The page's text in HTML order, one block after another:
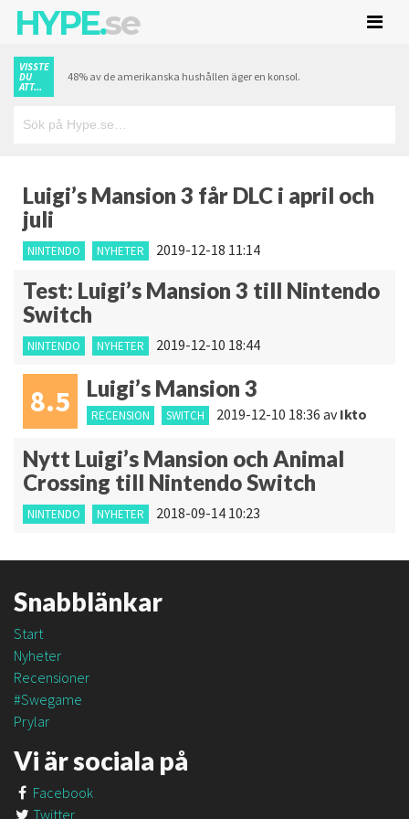
HYPE.se
VISSTE
DU
ATT...
48% av de amerikanska hushållen äger en konsol.
Luigi’s Mansion 3 får DLC i april och
juli
NINTENDO NYHETER 2019-12-18 11:14
Test: Luigi’s Mansion 3 till Nintendo
Switch
NINTENDO NYHETER 2019-12-10 18:44
8.5 Luigi’s Mansion 3
RECENSION SWITCH 2019-12-10 18:36 avIkto
Nytt Luigi’s Mansion och Animal
Crossing till Nintendo Switch
NINTENDO NYHETER 2018-09-14 10:23
Snabblänkar
Start
Nyheter
Recensioner
#Swegame
Prylar
Vi är sociala på
Facebook
Twitter